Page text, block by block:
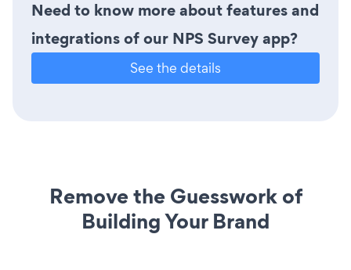
Need to know more about features and
integrations of our NPS Survey app?
See the details
Remove the Guesswork of
Building Your Brand